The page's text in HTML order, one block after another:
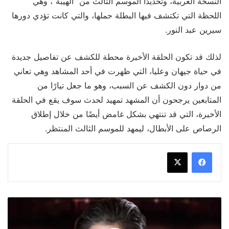
اللحظة التي تكتشف فيها البطلة حملها، والتي كانت تؤدي دورها
سيرين عبد النور.
لذلك قد تكون الحلقة الأخيرة محطة للكشف عن تفاصيل جديدة
في حياة جيهان وعليا، التي ظهرت في أحد المشاهد وهي تعاني
من دوار دون الكشف عن السبب، وهو ما جعل تيارًا من
المتابعين يرجحون أن المشهد تمهيد لحدث سوف يقع في الحلقة
الأخيرة، التي قد تنتهي بشكل غامض أيضًا من خلال إطلاق
الرصاص على الأبطال، ليمهد للموسم الثالث المنتظر.